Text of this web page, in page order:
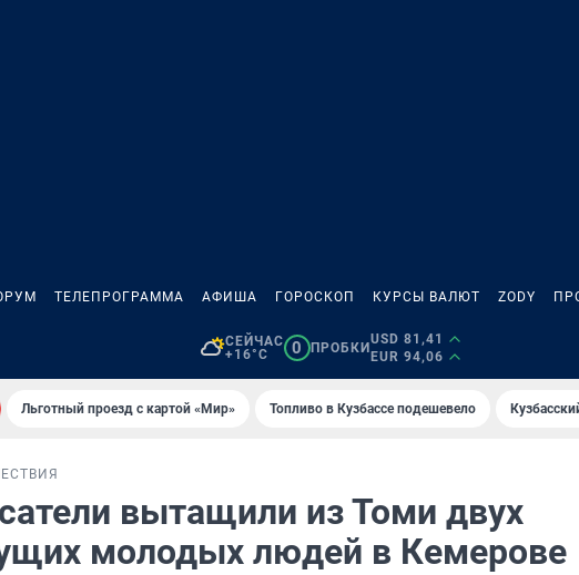
ТЕЛЕПРОГРАММА АФИША ГОРОСКОП КУРСЫ ВАЛЮТ ZODY
СЕЙЧАС
+16°C
0 ПРОБКИ
USD 81,41
EUR 94,06
Льготный проезд с картой «Мир» Топливо в Кузбассе подешевело
вытащили из Томи двух
молодых людей в Кемерове